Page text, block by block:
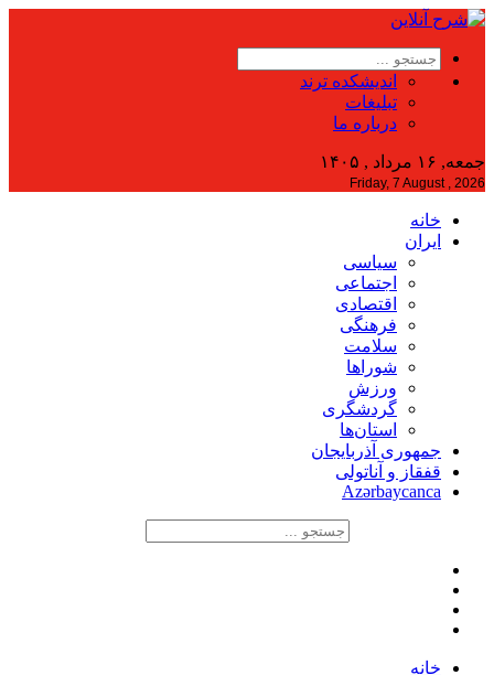
اندیشکده ترند
تبلیغات
درباره ما
جمعه, ۱۶ مرداد , ۱۴۰۵
Friday, 7 August , 2026
خانه
ایران
سیاسی
اجتماعی
اقتصادی
فرهنگی
سلامت
شوراها
ورزش
گردشگری
استان‌ها
جمهوری آذربایجان
قفقاز و آناتولی
Azərbaycanca
خانه